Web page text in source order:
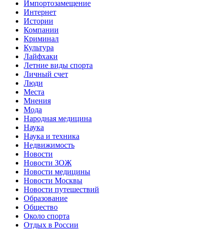
Импортозамещение
Интернет
Истории
Компании
Криминал
Культура
Лайфхаки
Летние виды спорта
Личный счет
Люди
Места
Мнения
Мода
Народная медицина
Наука
Наука и техника
Недвижимость
Новости
Новости ЗОЖ
Новости медицины
Новости Москвы
Новости путешествий
Образование
Общество
Около спорта
Отдых в России